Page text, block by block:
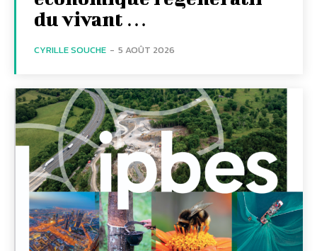
du vivant …
CYRILLE SOUCHE - 5 AOÛT 2026